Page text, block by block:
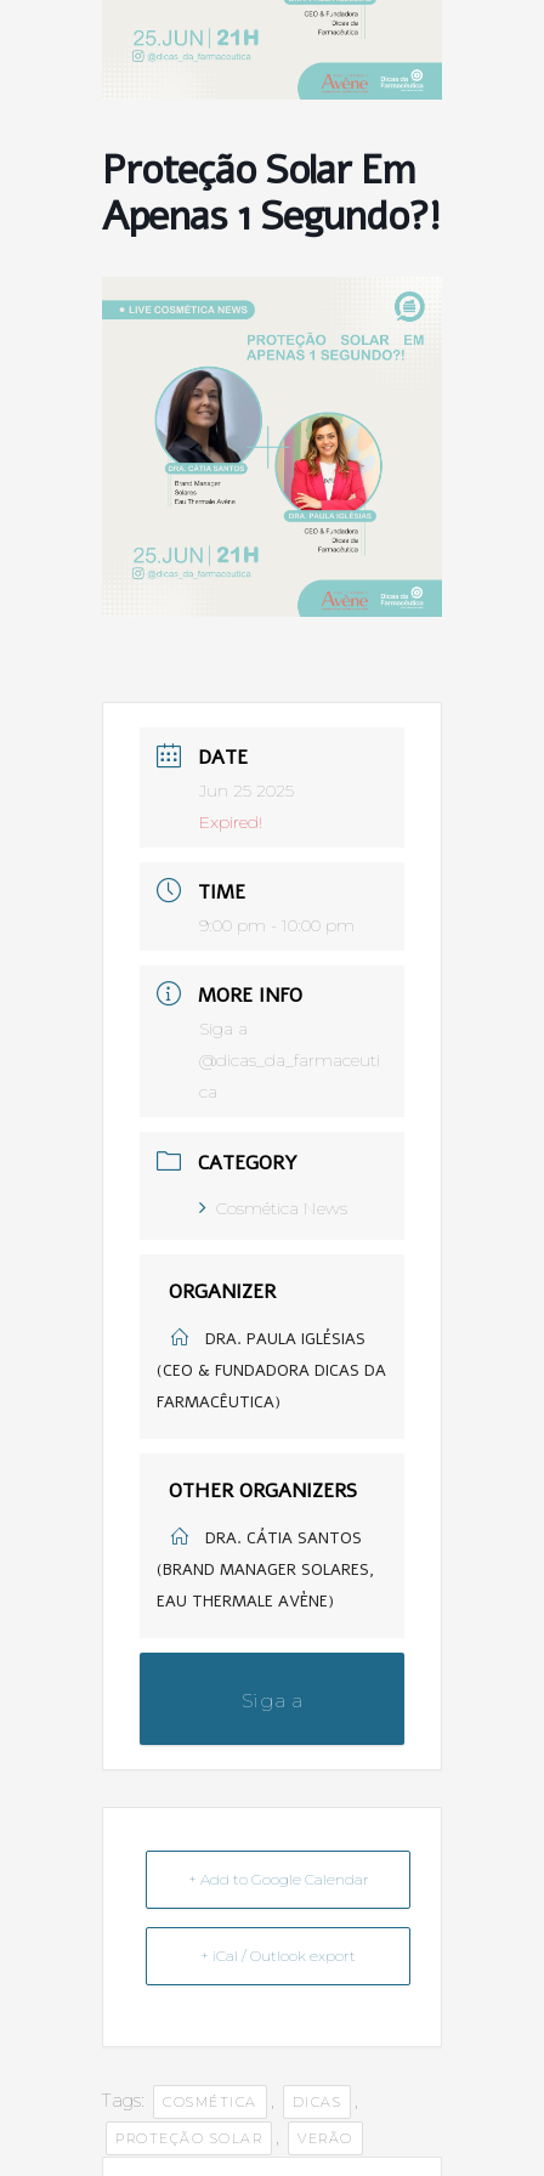
Proteção Solar Em
Apenas 1 Segundo?!
DATE
Jun 25 2025
Expired!
TIME
9:00 pm - 10:00 pm
MORE INFO
Siga a
@dicas_da_farmaceuti
ca
CATEGORY
Cosmética News
ORGANIZER
DRA. PAULA IGLÉSIAS
(CEO & FUNDADORA DICAS DA
FARMACÊUTICA)
OTHER ORGANIZERS
DRA. CÁTIA SANTOS
(BRAND MANAGER SOLARES,
EAU THERMALE AVÈNE)
Siga a
+ Add to Google Calendar
+ iCal / Outlook export
Tags: COSMÉTICA , DICAS ,
PROTEÇÃO SOLAR , VERÃO